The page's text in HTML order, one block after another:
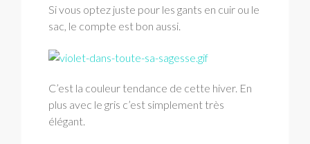
Si vous optez juste pour les gants en cuir ou le
sac, le compte est bon aussi.
C’est la couleur tendance de cette hiver. En
plus avec le gris c’est simplement très
élégant.